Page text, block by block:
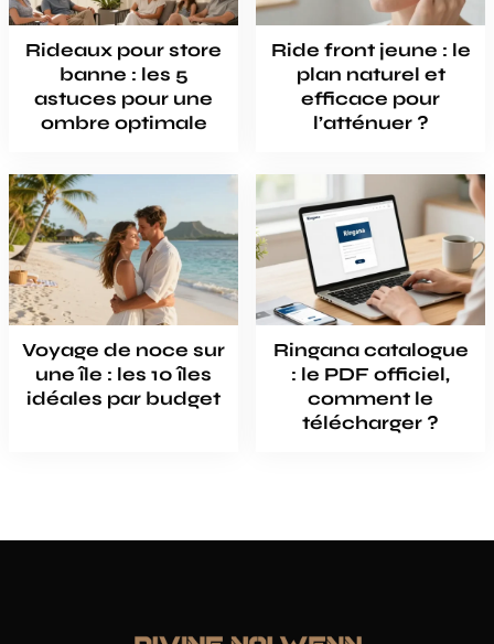
Rideaux pour store
banne : les 5
astuces pour une
ombre optimale
Ride front jeune : le
plan naturel et
efficace pour
l’atténuer ?
Voyage de noce sur
une île : les 10 îles
idéales par budget
Ringana catalogue
: le PDF officiel,
comment le
télécharger ?